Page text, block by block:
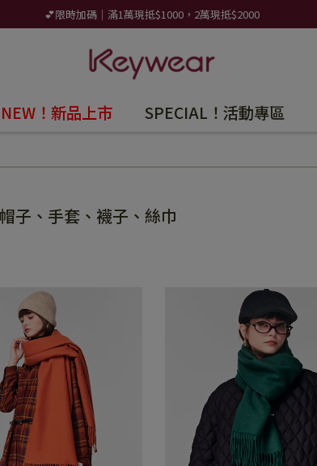
💕限時加碼｜滿1萬現抵$1000，2萬現抵$2000
NEW！新品上市 SPECIAL！活動專區
子、手套、襪子、絲巾